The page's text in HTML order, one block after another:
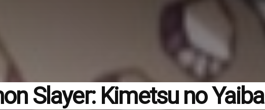
Slayer: Kimetsu no Yaiba